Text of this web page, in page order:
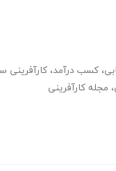
، کسب درآمد، کارآفرینی
، مجله کارآفرینی